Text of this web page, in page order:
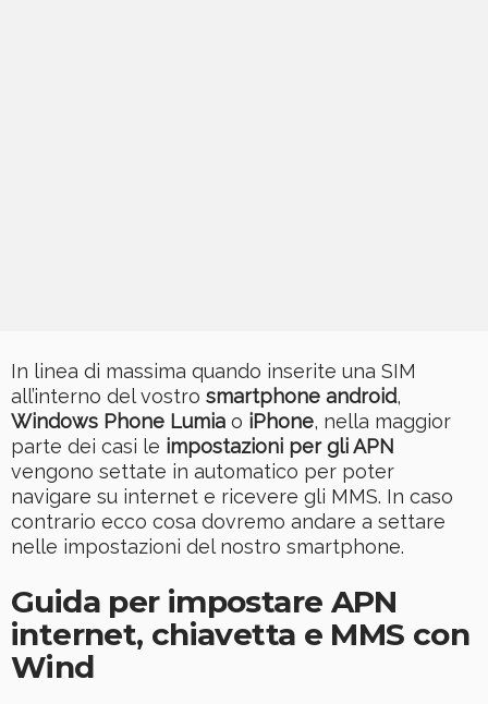
In linea di massima quando inserite una SIM
all’interno del vostro smartphone android,
Windows Phone Lumia o iPhone, nella maggior
parte dei casi le impostazioni per gli APN
vengono settate in automatico per poter
navigare su internet e ricevere gli MMS. In caso
contrario ecco cosa dovremo andare a settare
nelle impostazioni del nostro smartphone.
Guida per impostare APN
internet, chiavetta e MMS con
Wind